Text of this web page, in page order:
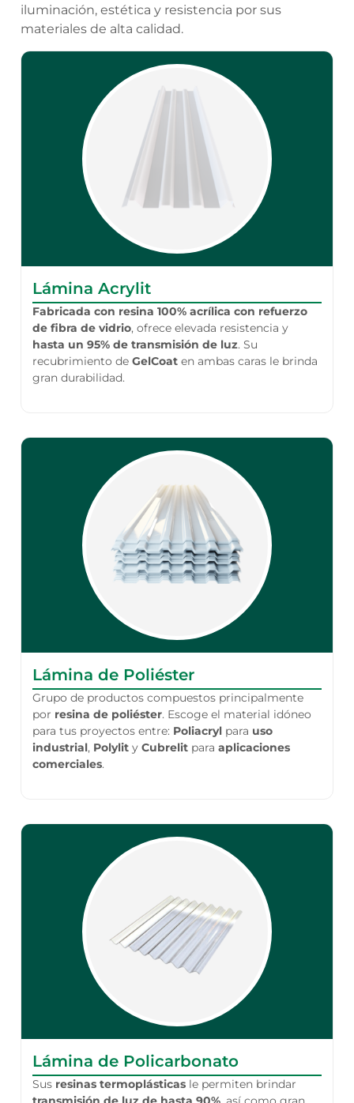
iluminación, estética y resistencia por sus
materiales de alta calidad.
Lámina Acrylit
Fabricada con resina 100% acrílica con refuerzo
de fibra de vidrio, ofrece elevada resistencia y
hasta un 95% de transmisión de luz. Su
recubrimiento de GelCoat en ambas caras le brinda
gran durabilidad.
Lámina de Poliéster
Grupo de productos compuestos principalmente
por resina de poliéster. Escoge el material idóneo
para tus proyectos entre: Poliacryl para uso
industrial, Polylit y Cubrelit para aplicaciones
comerciales.
Lámina de Policarbonato
Sus resinas termoplásticas le permiten brindar